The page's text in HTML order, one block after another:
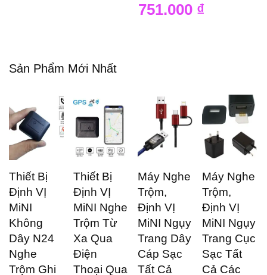
751.000 ₫
Sản Phẩm Mới Nhất
Thiết Bị
Định VỊ
MiNI
Không
Dây N24
Nghe
Trộm Ghi
Thiết Bị
Định VỊ
MiNI Nghe
Trộm Từ
Xa Qua
Điện
Thoại Qua
Máy Nghe
Trộm,
Định VỊ
MiNI Ngụy
Trang Dây
Cáp Sạc
Tất Cả
Máy Nghe
Trộm,
Định VỊ
MiNI Ngụy
Trang Cục
Sạc Tất
Cả Các